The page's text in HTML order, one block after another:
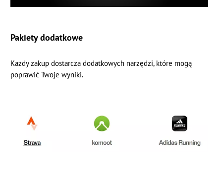
Pakiety dodatkowe
Każdy zakup dostarcza dodatkowych narzędzi, które mogą
poprawić Twoje wyniki.